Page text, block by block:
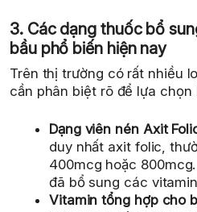
3. Các dạng thuốc bổ
bầu phổ biến hiện nay
Trên thị trường có rất nhiều
cần phân biệt rõ để lựa chọn
Dạng viên nén Axit
duy nhất axit folic,
400mcg hoặc
đã bổ sung các
Vitamin tổng hợp cho